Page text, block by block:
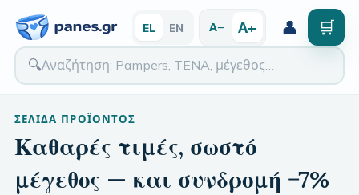
🔍
EL EN Α− Α+ 👤 🛒
ΣΕΛΊΔΑ ΠΡΟΪΌΝΤΟΣ
Καθαρές τιμές, σωστό
μέγεθος — και συνδρομή −7%